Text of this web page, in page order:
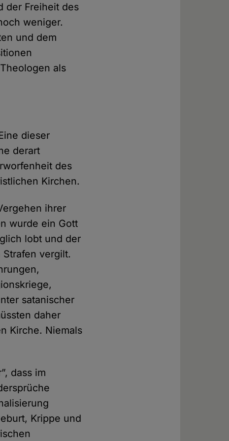
der Freiheit des
weniger.
und dem
als
dieser
derart
des
Kirchen.
ihrer
wurde ein Gott
lobt und der
vergilt.
satanischer
daher
Kirche. Niemals
dass im
Krippe und